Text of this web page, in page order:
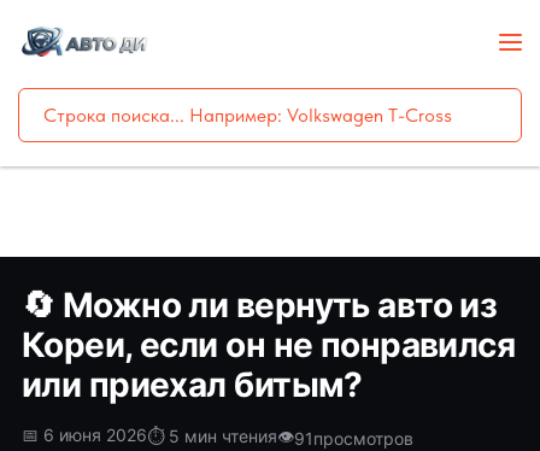
🔄 Можно ли вернуть авто из
Кореи, если он не понравился
или приехал битым?
📅 6 июня 2026⏱️ 5 мин чтения👁️91просмотров